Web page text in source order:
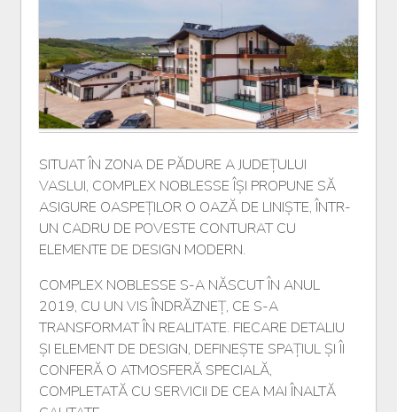
Descriere
SITUAT ÎN ZONA DE PĂDURE A JUDEȚULUI
VASLUI, COMPLEX NOBLESSE ÎȘI PROPUNE SĂ
ASIGURE OASPEȚILOR O OAZĂ DE LINIȘTE, ÎNTR-
UN CADRU DE POVESTE CONTURAT CU
ELEMENTE DE DESIGN MODERN.
COMPLEX NOBLESSE S-A NĂSCUT ÎN ANUL
2019, CU UN VIS ÎNDRĂZNEȚ, CE S-A
TRANSFORMAT ÎN REALITATE. FIECARE DETALIU
ȘI ELEMENT DE DESIGN, DEFINEȘTE SPAȚIUL ȘI ÎI
CONFERĂ O ATMOSFERĂ SPECIALĂ,
COMPLETATĂ CU SERVICII DE CEA MAI ÎNALTĂ